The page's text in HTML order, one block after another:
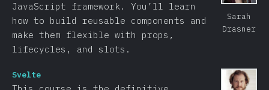
Sarah
Drasner
JavaScript framework. You’ll learn
how to build reusable components and
make them flexible with props,
lifecycles, and slots.
Svelte